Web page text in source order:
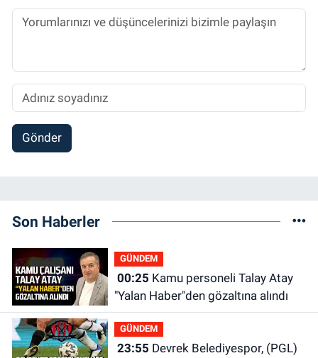
Gönder
Son Haberler
GÜNDEM
00:25
"Yalan Haber"den gözaltına alındı
GÜNDEM
23:55